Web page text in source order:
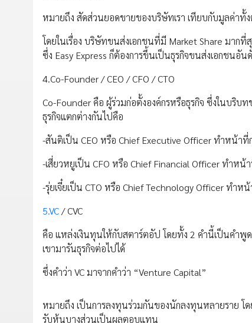
หมายถึง สัดส่วนยอดขายของบริษัทเรา เทียบกับมูลค่าทั้
โดยในเรื่อง บริษัทขนส่งเอกชนที่มี Market Share มากที่
ซึ่ง Easy Express ก็ต้องการขึ้นเป็นธุรกิจขนส่งเอกชนอัน
4.Co-Founder / CEO / CFO / CTO
Co-Founder คือ ผู้ร่วมก่อตั้งองค์กรหรือธุรกิจ ซึ่งในบริ
ธุรกิจแตกต่างกันไปคือ
-สันติเป็น CEO หรือ Chief Executive Officer ทำหน้า
-เสี่ยวหยูเป็น CFO หรือ Chief Financial Officer ทำหน้
-รุ่ยเจี๋ยเป็น CTO หรือ Chief Technology Officer ทำห
5.VC/ CVC
คือ แหล่งเงินทุนให้กับสตาร์ตอัป โดยทั้ง 2 คำนี้เป็นคำ
เขามารันธุรกิจต่อไปได้
ซึ่งคำว่า VC มาจากคำว่า “Venture Capital”
หมายถึง เป็นการลงทุนร่วมกันของนักลงทุนหลายราย โ
รับหุ้นบางส่วนเป็นผลตอบแทน